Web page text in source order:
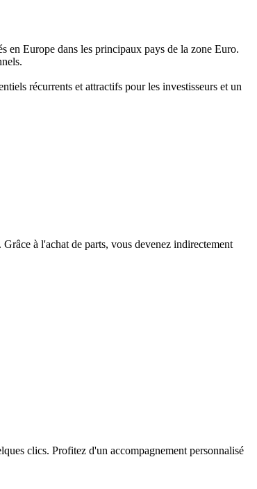
en Europe dans les principaux pays de la zone Euro.
récurrents et attractifs pour les investisseurs et un
à l'achat de parts, vous devenez indirectement
clics. Profitez d'un accompagnement personnalisé